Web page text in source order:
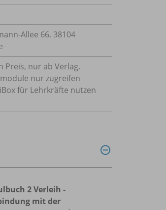
Allee 66, 38104
Preis, nur ab Verlag.
nur zugreifen
für Lehrkräfte nutzen
2 Verleih -
mit der